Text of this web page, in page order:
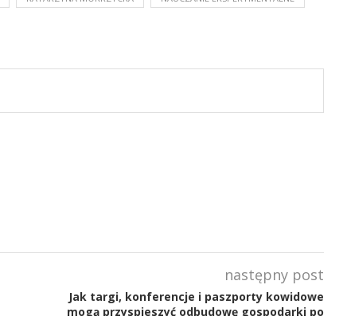
następny post
Jak targi, konferencje i paszporty kowidowe
mogą przyspieszyć odbudowę gospodarki po